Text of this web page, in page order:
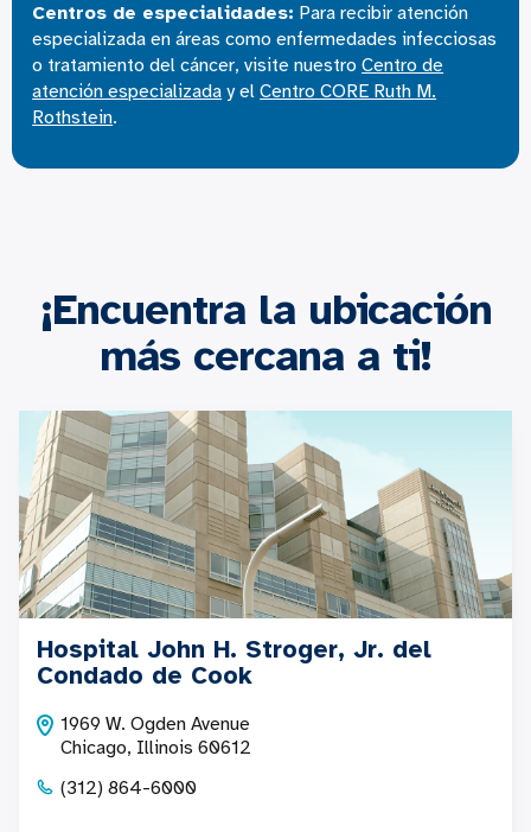
Centros de especialidades: Para recibir atención
especializada en áreas como enfermedades infecciosas
o tratamiento del cáncer, visite nuestroCentro de
atención especializada y elCentro CORE Ruth M.
Rothstein.
¡Encuentra la ubicación
más cercana a ti!
Hospital John H. Stroger, Jr. del
Condado de Cook
1969 W. Ogden Avenue
Chicago, Illinois 60612
(312) 864-6000